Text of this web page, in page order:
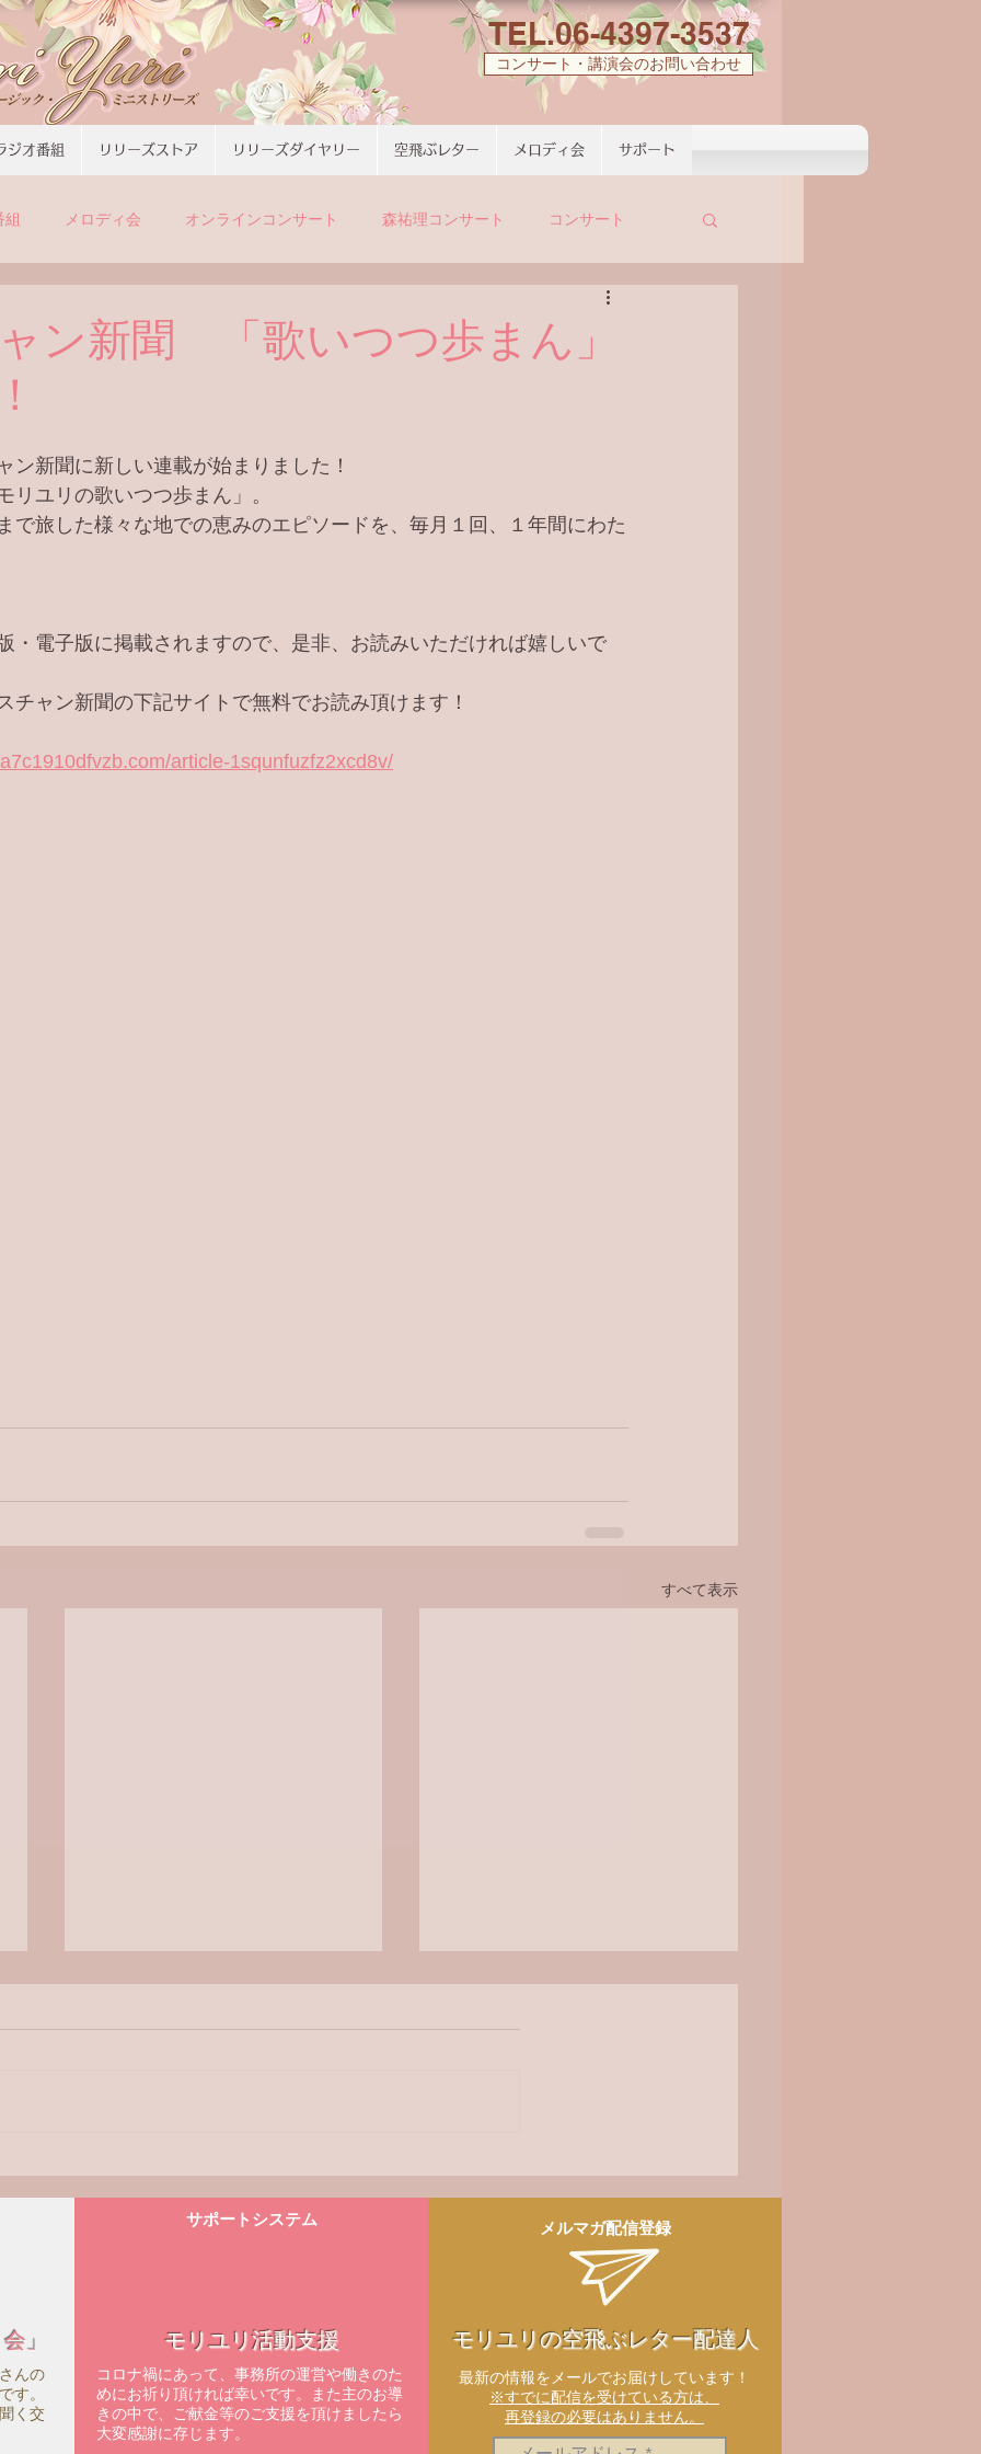
TEL.06-4397-3537
コンサート・講演会のお問い合わせ
ジオ番組 リリーズストア リリーズダイヤリー 空飛ぶレター メロディ会 サポート
組 メロディ会 オンラインコンサート 森祐理コンサート コンサート
ン新聞 「歌いつつ歩まん」
ン新聞に新しい連載が始まりました！
リユリの歌いつつ歩まん」。
で旅した様々な地での恵みのエピソードを、毎月１回、１年間にわた
・電子版に掲載されますので、是非、お読みいただければ嬉しいで
チャン新聞の下記サイトで無料でお読み頂けます！
article-1squnfuzfz2xcd8v/
すべて表示
TV「ライフ・ラインのつどい
in 北海道」放送予定
のつどい ランチパーティー
申込受付開始！
」
んの
す。
く交
サポートシステム
モリユリ活動支援
コロナ禍にあって、事務所の運営や働きのた
めにお祈り頂ければ幸いです。また主のお導
きの中で、ご献金等のご支援を頂けましたら
大変感謝に存じます。
メルマガ配信登録
モリユリの空飛ぶレター配達人
​最新の情報をメールでお届けしています！
※すでに配信を受けている方は、
再登録の必要はありません。